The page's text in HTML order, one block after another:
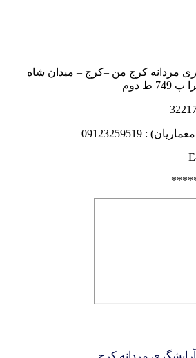
مردانه کرج من –کرج – میدان شاه
ط دوم
: 09123259519